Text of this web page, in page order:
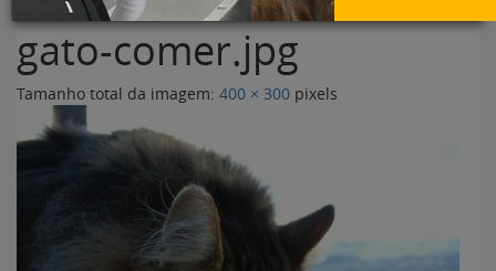
gato-comer.jpg
Tamanho total da imagem: 400 × 300 pixels